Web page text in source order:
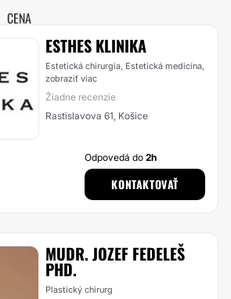
CENA
ESTHES KLINIKA
Estetická chirurgia, Estetická medicína,
zobraziť viac
Žiadne recenzie
Rastislavova 61, Košice
Odpovedá do2h
KONTAKTOVAŤ
MUDR. JOZEF FEDELEŠ
PHD.
Plastický chirurg